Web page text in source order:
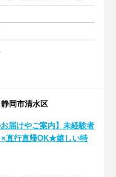
岡市清水区
お届けやご案内】未経験者
直行直帰OK★嬉しい特